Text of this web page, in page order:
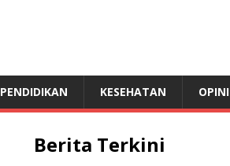
PENDIDIKAN KESEHATAN OPINI
Berita Terkini